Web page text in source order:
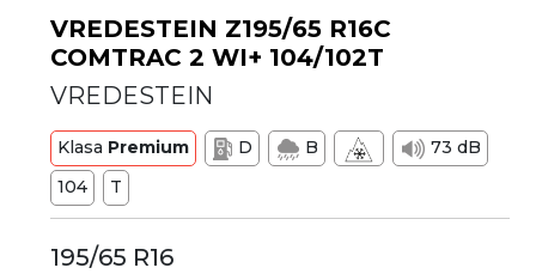
VREDESTEIN Z195/65 R16C
COMTRAC 2 WI+ 104/102T
VREDESTEIN
Klasa Premium D B
73 dB
104
T
195/65 R16